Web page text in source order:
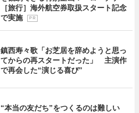
［旅行］海外航空券取扱スタート記念
で実施
P R
鎮西寿々歌「お芝居を辞めようと思っ
てからの再スタートだった」 主演作
で再会した“演じる喜び”
“本当の友だち”をつくるのは難しい